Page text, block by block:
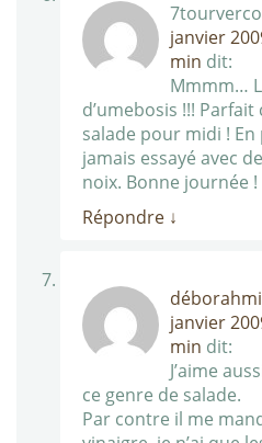
janvier
min dit:
Mmmm…
d’umebosis !!!
salade pour midi ! En
jamais essayé avec
noix. Bonne journée !
Répondre ↓
janvier
min dit:
J’aime
ce genre de salade.
Par contre il me